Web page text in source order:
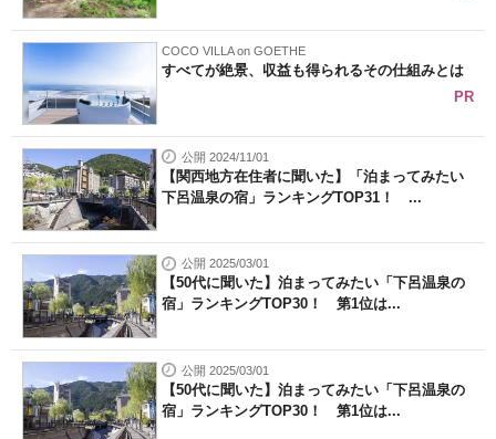
COCO VILLA on GOETHE
すべてが絶景、収益も得られるその仕組みとは
PR
公開 2024/11/01
【関西地方在住者に聞いた】「泊まってみたい
下呂温泉の宿」ランキングTOP31！ ...
公開 2025/03/01
【50代に聞いた】泊まってみたい「下呂温泉の
宿」ランキングTOP30！ 第1位は...
公開 2025/03/01
【50代に聞いた】泊まってみたい「下呂温泉の
宿」ランキングTOP30！ 第1位は...